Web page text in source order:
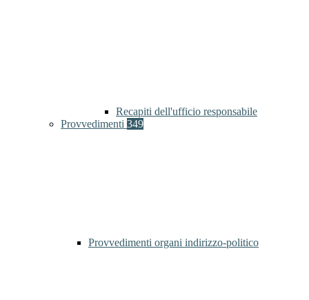
Recapiti dell'ufficio responsabile
Provvedimenti 349
Provvedimenti organi indirizzo-politico